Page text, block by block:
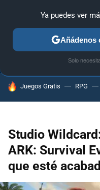
ANÁLISIS GUÍAS Y
HOY SE HABLA DE
Juegos Gratis RPG
Studio
ARK: Survival
que esté
Ya puedes ver
Añádenos
Solo